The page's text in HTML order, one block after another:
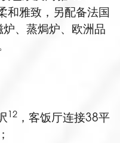
和雅致，另配备法国
、蒸焗炉、欧洲品
12 ，客饭厅连接38平
；